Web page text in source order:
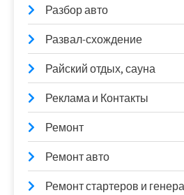
Разбор авто
Развал-схождение
Райский отдых, сауна
Реклама и Контакты
Ремонт
Ремонт авто
Ремонт стартеров и